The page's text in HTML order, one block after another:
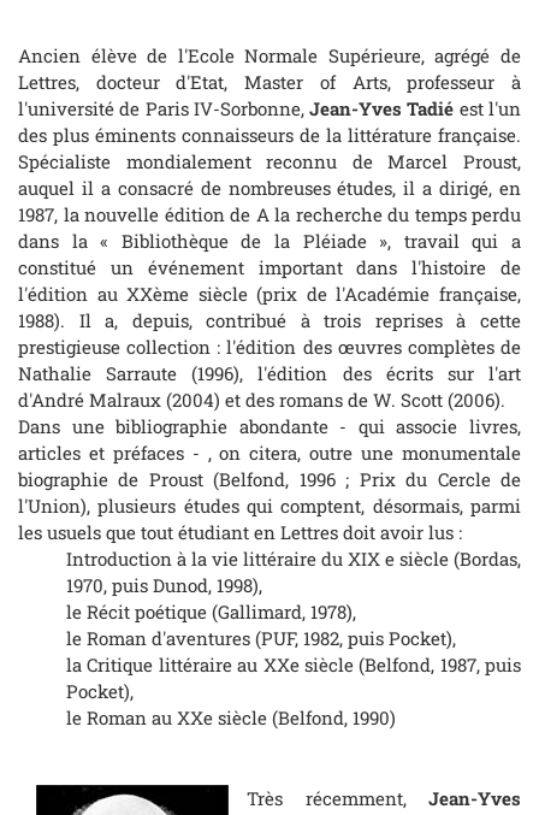
Ancien élève de l'Ecole Normale Supérieure, agrégé de
Lettres, docteur d'Etat,Master of Arts, professeur à
l'université de Paris IV-Sorbonne,Jean-Yves Tadié est l'un
des plus éminents connaisseurs de la littérature française.
Spécialiste mondialement reconnu de Marcel Proust,
auquel il a consacré de nombreuses études, il a dirigé, en
1987, la nouvelle édition de A la recherche du temps perdu
dans la « Bibliothèque de la Pléiade », travail qui a
constitué un événement important dans l'histoire de
l'édition au XXème siècle (prix de l'Académie française,
1988). Il a, depuis, contribué à trois reprises à cette
prestigieuse collection : l'édition des œuvres complètes de
Nathalie Sarraute (1996), l'édition des écrits sur l'art
d'André Malraux (2004) et des romans de W. Scott (2006).
Dans une bibliographie abondante - qui associe livres,
articles et préfaces - , on citera, outre une monumentale
biographie de Proust (Belfond, 1996 ; Prix du Cercle de
l'Union), plusieurs études qui comptent, désormais, parmi
les usuels que tout étudiant en Lettres doit avoir lus :
Introduction à la vie littéraire du XIX e siècle (Bordas,
1970, puis Dunod, 1998),
le Récit poétique (Gallimard, 1978),
le Roman d'aventures (PUF, 1982, puis Pocket),
la Critique littéraire au XXe siècle(Belfond, 1987, puis
Pocket),
le Roman au XXe siècle (Belfond, 1990)
Très récemment, Jean-Yves